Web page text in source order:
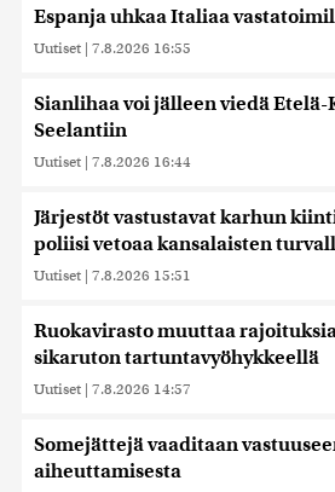
Espanja uhkaa Italiaa
Uutiset | 7.8.2026 16:55
Sianlihaa voi jälleen viedä
Seelantiin
Uutiset | 7.8.2026 16:44
Järjestöt vastustavat karhun
poliisi vetoaa kansalaisten
Uutiset | 7.8.2026 15:51
Ruokavirasto muuttaa
sikaruton tartuntavyöhykkeellä
Uutiset | 7.8.2026 14:57
Somejättejä vaaditaan
aiheuttamisesta